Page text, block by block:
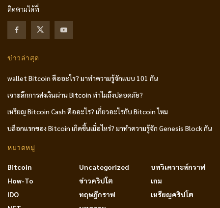
ติดตามได้ที่
ข่าวล่าสุด
wallet Bitcoin คืออะไร? มาทำความรู้จักแบบ 101 กัน
เจาะลึกการส่งเงินผ่าน Bitcoin ทำไมถึงปลอดภัย?
เหรียญ Bitcoin Cash คืออะไร? เกี่ยวอะไรกับ Bitcoin ไหม
บล็อกแรกของ Bitcoin เกิดขึ้นเมื่อไหร่? มาทำความรู้จัก Genesis Block กัน
หมวดหมู่
Bitcoin
How-To
IDO
Uncategorized
ข่าวคริปโต
ทฤษฎีกราฟ
บทวิเคราะห์กราฟ
เกม
เหรียญคริปโต